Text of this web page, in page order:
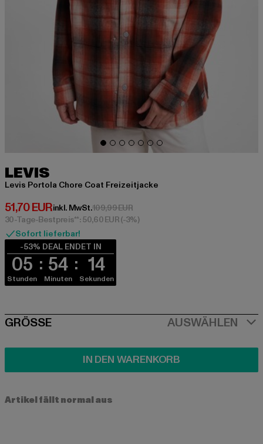
LEVIS
Levis Portola Chore Coat Freizeitjacke
51,70 EUR
Derzeitiger Preis: 51,70 EUR
inkl. MwSt.109,99 EURAktionspreis: 109,99 EUR
30-Tage-Bestpreis**: 50,60 EUR(-3%)
Sofort lieferbar!
-53% DEAL ENDET IN
05
Stunden
54
Minuten
13
Sekunden
SIZE
GRÖSSE AUSWÄHLEN
IN DEN WARENKORB
Artikel fällt normal aus